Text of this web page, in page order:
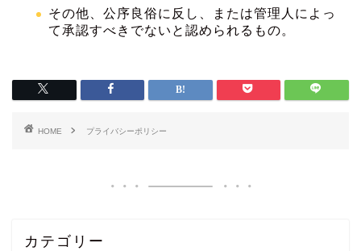
その他、公序良俗に反し、または管理人によっ
て承認すべきでないと認められるもの。
HOME プライバシーポリシー
カテゴリー